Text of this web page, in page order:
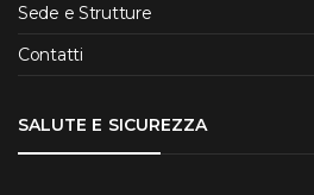
Sede e Strutture
Contatti
SALUTE E SICUREZZA